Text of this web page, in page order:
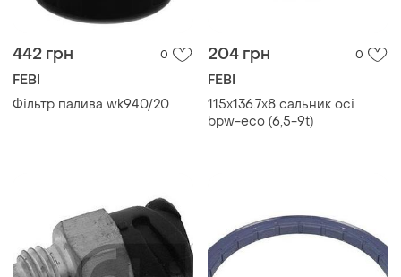
442 грн 0
FEBI
Фільтр палива wk940/20
204 грн 0
FEBI
115x136.7x8 сальник осі
bpw-eco (6,5-9t)